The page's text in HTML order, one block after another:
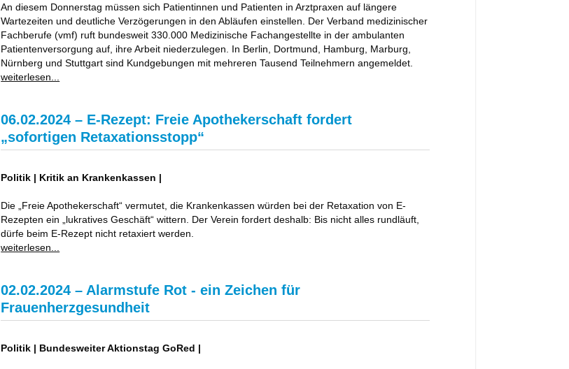
An diesem Donnerstag müssen sich Patientinnen und Patienten in Arztpraxen auf längere
Wartezeiten und deutliche Verzögerungen in den Abläufen einstellen. Der Verband medizinischer
Fachberufe (vmf) ruft bundesweit 330.000 Medizinische Fachangestellte in der ambulanten
Patientenversorgung auf, ihre Arbeit niederzulegen. In Berlin, Dortmund, Hamburg, Marburg,
Nürnberg und Stuttgart sind Kundgebungen mit mehreren Tausend Teilnehmern angemeldet.
weiterlesen...
06.02.2024 – E-Rezept: Freie Apothekerschaft fordert
„sofortigen Retaxationsstopp“
Politik | Kritik an Krankenkassen |
Die „Freie Apothekerschaft“ vermutet, die Krankenkassen würden bei der Retaxation von E-
Rezepten ein „lukratives Geschäft“ wittern. Der Verein fordert deshalb: Bis nicht alles rundläuft,
dürfe beim E-Rezept nicht retaxiert werden.
weiterlesen...
02.02.2024 – Alarmstufe Rot - ein Zeichen für
Frauenherzgesundheit
Politik | Bundesweiter Aktionstag GoRed |